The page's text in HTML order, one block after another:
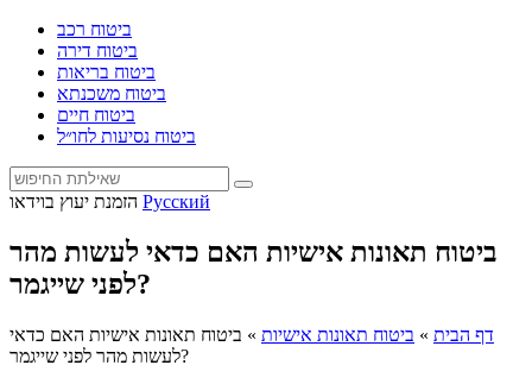
ביטוח רכב
ביטוח דירה
ביטוח בריאות
ביטוח משכנתא
ביטוח חיים
ביטוח נסיעות לחו״ל
הזמנת יעוץ בוידאו Русский
ביטוח תאונות אישיות האם כדאי לעשות מהר
לפני שייגמר?
דף הבית » ביטוח תאונות אישיות » ביטוח תאונות אישיות האם כדאי
לעשות מהר לפני שייגמר?